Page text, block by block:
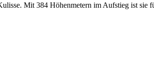
Mit 384 Höhenmetern im Aufstieg ist sie